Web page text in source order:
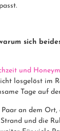
sich
und
losgelöst im
Tage auf
an dem Ort,
und die